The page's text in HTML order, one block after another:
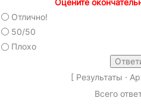
Отлично!
50/50
Плохо
[ Результаты ·
Всего